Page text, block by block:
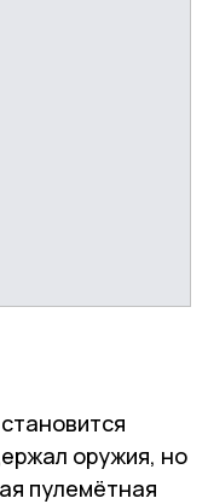
оружия, но
пулемётная